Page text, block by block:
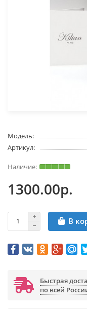
Модель:
Артикул:
1300.00р.
В
Быстрая
по всей